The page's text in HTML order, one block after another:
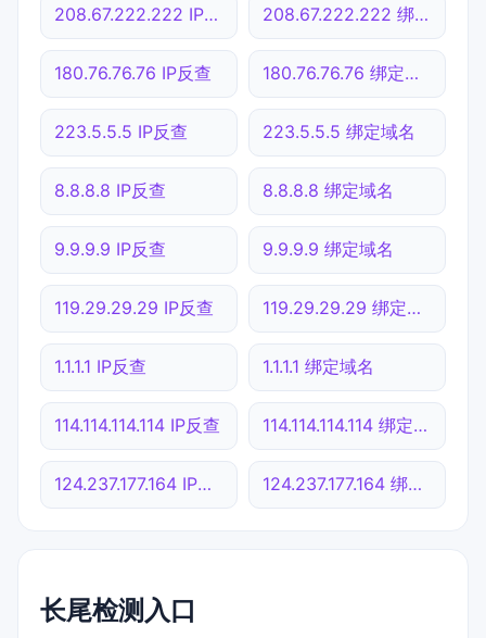
208.67.222.222 IP反查 208.67.222.222 绑定域名
180.76.76.76 IP反查 180.76.76.76 绑定域名
223.5.5.5 IP反查 223.5.5.5 绑定域名
8.8.8.8 IP反查 8.8.8.8 绑定域名
9.9.9.9 IP反查 9.9.9.9 绑定域名
119.29.29.29 IP反查 119.29.29.29 绑定域名
1.1.1.1 IP反查 1.1.1.1 绑定域名
114.114.114.114 IP反查 114.114.114.114 绑定域名
124.237.177.164 IP反查 124.237.177.164 绑定域名
长尾检测入口